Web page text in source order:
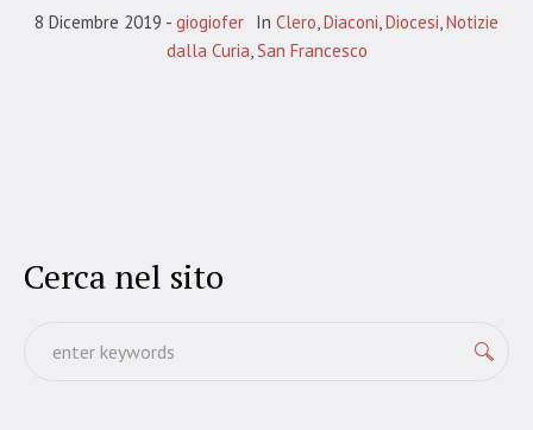
8 Dicembre 2019 giogiofer In Clero Diaconi Diocesi Notizie
dalla Curia San Francesco
Cerca nel sito